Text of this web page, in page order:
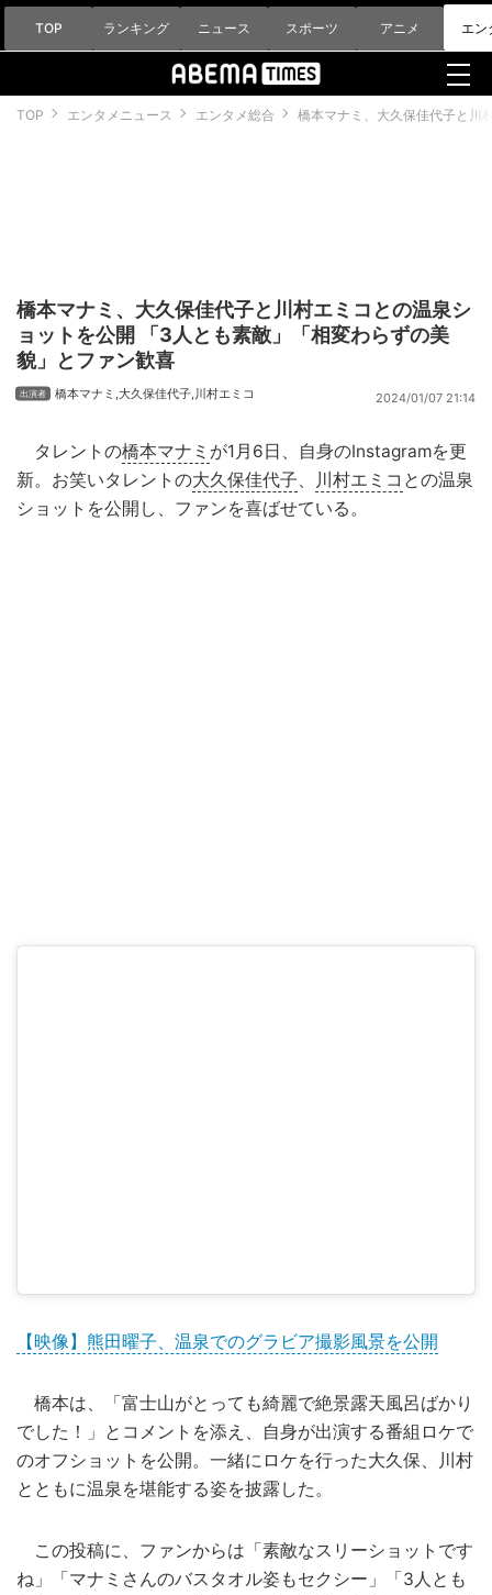
TOP ランキング ニュース スポーツ アニメ エン
TOP エンタメニュース エンタメ総合 橋本マナミ、大久保佳代子と川
橋本マナミ、大久保佳代子と川村エミコとの温泉シ
ョットを公開 「3人とも素敵」「相変わらずの美
貌」とファン歓喜
橋本マナミ ,大久保佳代子, 川村エミコ 2024/01/07 21:14
タレントの橋本マナミ が1月6日、自身のInstagramを更
新。お笑いタレントの大久保佳代子、 川村エミコ との温泉
ショットを公開し、ファンを喜ばせている。
【映像】熊田曜子、温泉でのグラビア撮影風景を公開
橋本は、「富士山がとっても綺麗で絶景露天風呂ばかり
でした！」とコメントを添え、自身が出演する番組ロケで
のオフショットを公開。一緒にロケを行った大久保、川村
とともに温泉を堪能する姿を披露した。
この投稿に、ファンからは「素敵なスリーショットです
ね」「マナミさんのバスタオル姿もセクシー」「3人とも